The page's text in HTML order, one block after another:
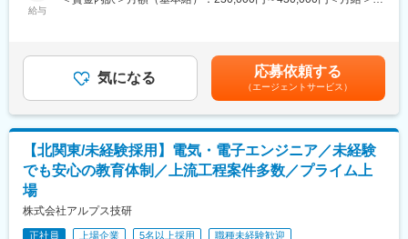
技術者派遣／請負・受託開発を中核として事業を展開していま
す。メーカーによる圧倒的支持・安定経営・生涯雇用を誇りとし
ております。請負・受託開発の際だけでなく、派遣時におけるプ
ロジェクトもチーム単位で行うため結束力の高さに加え、転居を
伴う転勤は相談の上で決定するため自宅からの通勤可能性が高
く、退職者も少ない長期就業可能な環境です。
■同社で働くメリット：
健全)／さらに売上・経常利益ともに年々増加傾向／株式上場後は
20年以上黒字経営／創業から40年以上一度も社員の人員整理をし
給与
円（28歳、役職なし、経験4年）、6,200,000円（33歳、マネージ
ャー補佐、経験8年）、7,000,000円（37歳、マネージャー、入社
12年）賃金はあくまでも目安の金額であり、選考を通じて上下す
る可能性があります。月給(月額)は固定手当を含めた表記です。
気になる 応募依頼する
（エージェントサービス）
【北関東/未経験採用】電気・電子エンジニア／未経験
でも安心の教育体制／上流工程案件多数／プライム上
場
株式会社アルプス技研
正社員 上場企業 5名以上採用 職種未経験歓迎